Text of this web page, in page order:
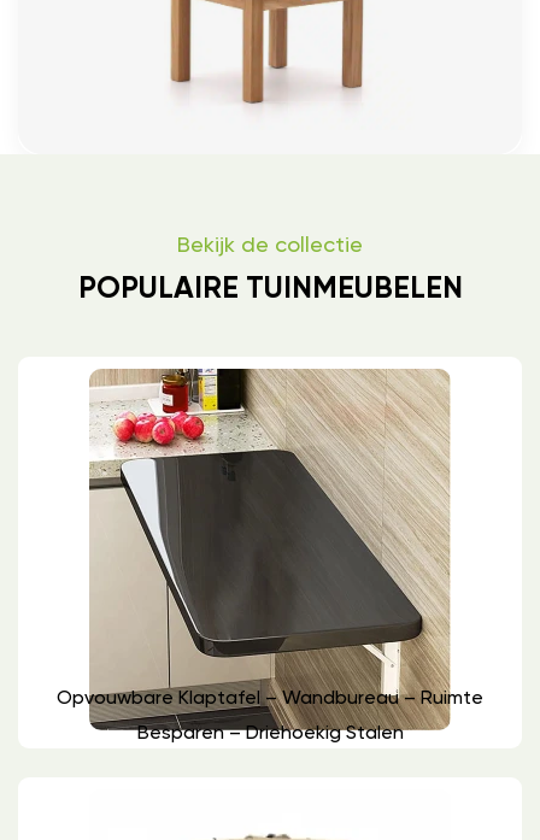
Bekijk de collectie
POPULAIRE TUINMEUBELEN
Opvouwbare Klaptafel – Wandbureau – Ruimte
Besparen – Driehoekig Stalen